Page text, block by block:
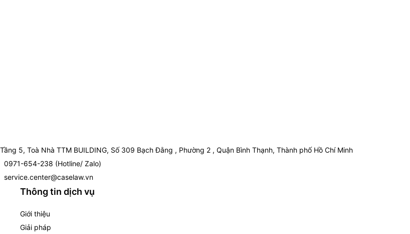
Tầng 5, Toà Nhà TTM BUILDING, Số 309 Bạch Đằng , Phường 2 , Quận Bình Thạnh, Thành phố Hồ Chí Minh
0971-654-238 (Hotline/ Zalo)
service.center@caselaw.vn
Thông tin dịch vụ
Giới thiệu
Giải pháp